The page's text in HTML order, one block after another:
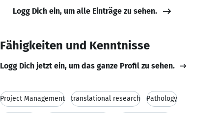
Logg Dich ein, um alle Einträge zu sehen.
Fähigkeiten und Kenntnisse
Logg Dich jetzt ein, um das ganze Profil zu sehen.
Project Management translational research Pathology